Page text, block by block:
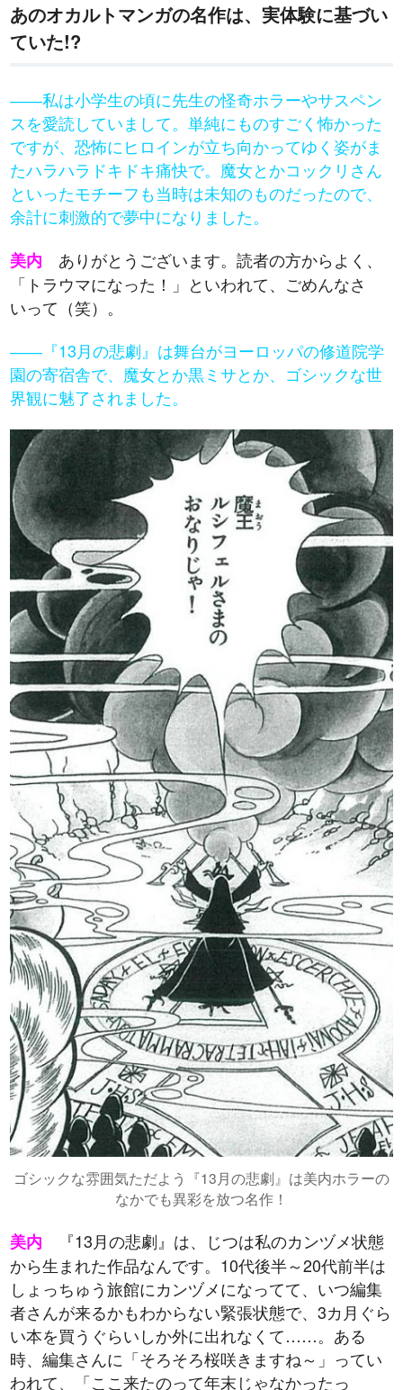
2026年秋、TVアニメ
『魔法少女育成計画
restart』放送決定！
太刀掛秀子の名作が
ん
異世界お仕事ファン
上
あのオカルトマンガの名作は、実体験に基づい
ていた!?
――私は小学生の頃に先生の怪奇ホラーやサスペン
スを愛読していまして。単純にものすごく怖かった
ですが、恐怖にヒロインが立ち向かってゆく姿がま
たハラハラドキドキ痛快で。魔女とかコックリさん
といったモチーフも当時は未知のものだったので、
余計に刺激的で夢中になりました。
美内 ありがとうございます。読者の方からよく、
「トラウマになった！」といわれて、ごめんなさ
いって（笑）。
――『13月の悲劇』は舞台がヨーロッパの修道院学
園の寄宿舎で、魔女とか黒ミサとか、ゴシックな世
界観に魅了されました。
ゴシックな雰囲気ただよう『13月の悲劇』は美内ホラーの
なかでも異彩を放つ名作！
美内 『13月の悲劇』は、じつは私のカンヅメ状態
から生まれた作品なんです。10代後半～20代前半は
しょっちゅう旅館にカンヅメになってて、いつ編集
者さんが来るかもわからない緊張状態で、3カ月ぐら
い本を買うぐらいしか外に出れなくて……。ある
時、編集さんに「そろそろ桜咲きますね～」ってい
われて、「ここ来たのって年末じゃなかったっ